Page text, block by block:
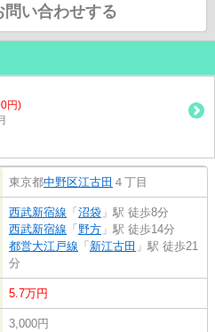
問い合わせする
円)
東京都中野区江古田 ４丁目
西武新宿線 「 沼袋 」駅 徒歩8分
西武新宿線 「 野方 」駅 徒歩14分
都営大江戸線 「 新江古田 」駅 徒歩21
分
5.7万円
3,000円